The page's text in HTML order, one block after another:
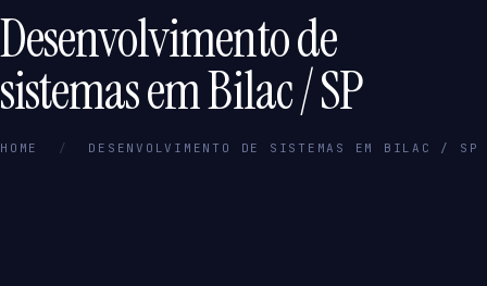
Desenvolvimento de
sistemas em Bilac / SP
HOME / DESENVOLVIMENTO DE SISTEMAS EM BILAC / SP